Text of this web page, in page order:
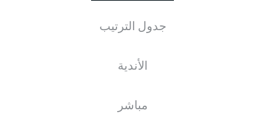
جدول الترتيب
الأندية
مباشر